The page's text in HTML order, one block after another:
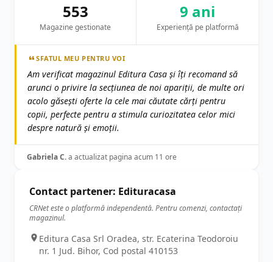
553
Magazine gestionate
9 ani
Experiență pe platformă
SFATUL MEU PENTRU VOI
Am verificat magazinul Editura Casa și îți recomand să
arunci o privire la secțiunea de noi apariții, de multe ori
acolo găsești oferte la cele mai căutate cărți pentru
copii, perfecte pentru a stimula curiozitatea celor mici
despre natură și emoții.
Gabriela C.a actualizat pagina acum 11 ore
Contact partener: Edituracasa
CRNet este o platformă independentă. Pentru comenzi, contactați
magazinul.
Editura Casa Srl Oradea, str. Ecaterina Teodoroiu
nr. 1 Jud. Bihor, Cod postal 410153